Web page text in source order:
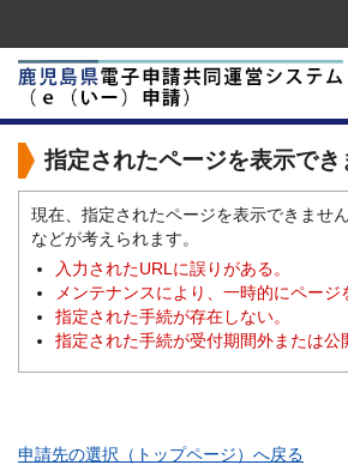
指定されたページを表示でき
現在、指定されたページを表示できませ
などが考えられます。
入力されたURLに誤りがある。
メンテナンスにより、一時的にページ
指定された手続が存在しない。
指定された手続が受付期間外または公
申請先の選択（トップページ）へ戻る